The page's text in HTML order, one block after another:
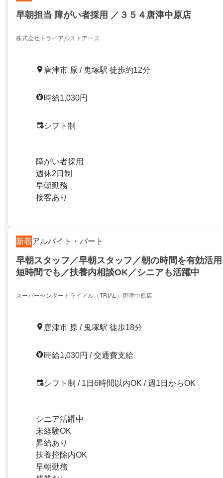
早朝担当 障がい者採用 ／３５４唐津中原店
株式会社トライアルストアーズ
唐津市 原 / 鬼塚駅 徒歩約12分
時給1,030円
シフト制
障がい者採用
週休2日制
早朝勤務
接客あり
新着アルバイト・パート
早朝スタッフ／早朝スタッフ／朝の時間を有効活
短時間でも／扶養内相談OK／シニアも活躍中
スーパーセンタートライアル（TRIAL）唐津中原店
唐津市 原 / 鬼塚駅 徒歩18分
時給1,030円 / 交通費支給
シフト制 / 1日6時間以内OK / 週1日からOK
シニア活躍中
未経験OK
昇給あり
扶養控除内OK
早朝勤務